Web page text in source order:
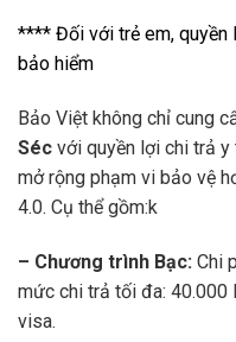
**** Đối với trẻ em, quyền
bảo hiểm
Bảo Việt không chỉ cung
Séc với quyền lợi chi trả y
mở rộng phạm vi bảo vệ
4.0. Cụ thể gồm:k
– Chương trình Bạc: Chi
mức chi trả tối đa: 40.000
visa.